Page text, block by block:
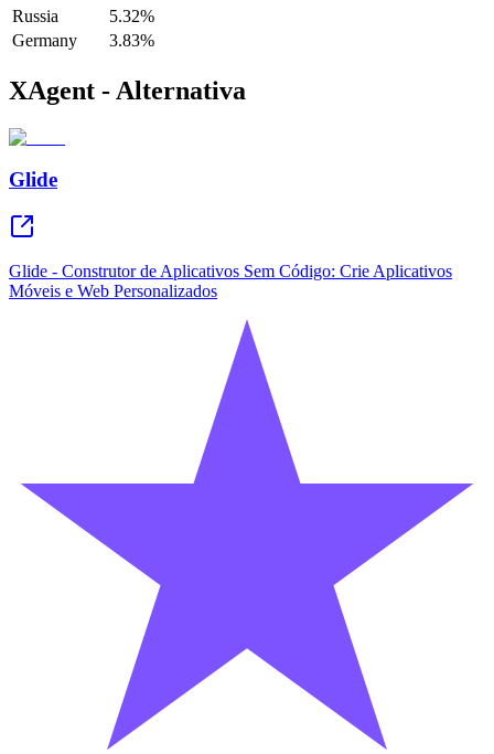
Russia
5.32%
Germany
3.83%
XAgent - Alternativa
Glide
Glide - Construtor de Aplicativos Sem Código: Crie Aplicativos
Móveis e Web Personalizados